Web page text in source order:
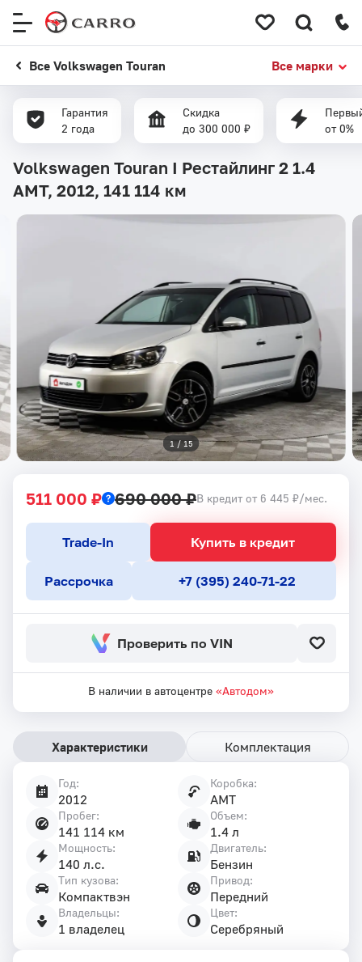
Все Volkswagen Touran Все марки
Гарантия
2 года
Скидка
до 300 000 ₽
от 0%
Volkswagen Touran I Рестайлинг 2 1.4
AMT, 2012, 141 114 км
1 / 15
511 000 ₽ 690 000 ₽В кредит от 6 445 ₽/мес.
Купить в кредит
Trade-In
Рассрочка +7 (395) 240-71-22
Проверить по VIN
В наличии в автоцентре «Автодом»
Характеристики Комплектация
Год:
2012
Коробка:
AMT
Пробег:
141 114 км
Объем:
1.4 л
Мощность:
140 л.с.
Двигатель:
Бензин
Тип кузова:
Компактвэн
Привод:
Передний
Владельцы:
1 владелец
Цвет:
Серебряный